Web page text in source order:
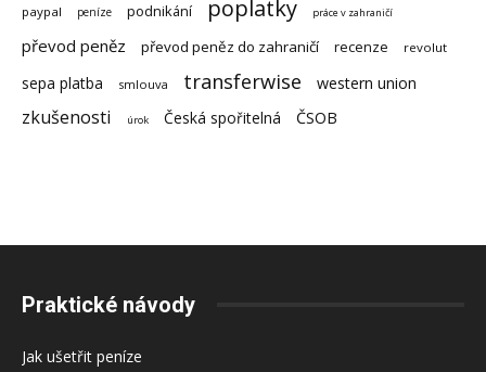
paypal peníze podnikání poplatky práce v zahraničí
převod peněz převod peněz do zahraničí recenze revolut
sepa platba smlouva transferwise western union
zkušenosti úrok Česká spořitelná ČSOB
Praktické návody
Jak ušetřit peníze